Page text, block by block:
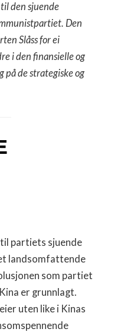
den sjuende
Den
Slåss for ei
i den finansielle og
på de strategiske og
partiets sjuende
landsomfattende
som partiet
er grunnlagt.
uten like i Kinas